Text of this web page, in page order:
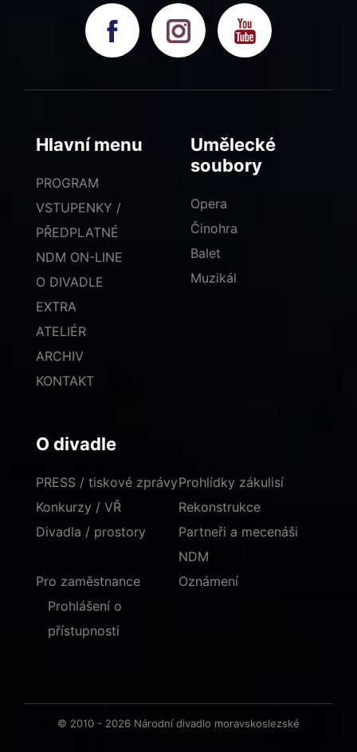
Hlavní menu
PROGRAM
VSTUPENKY /
PŘEDPLATNÉ
NDM ON-LINE
O DIVADLE
EXTRA
ATELIÉR
ARCHIV
KONTAKT
Umělecké
soubory
Opera
Činohra
Balet
Muzikál
O divadle
PRESS / tiskové zprávy
Konkurzy / VŘ
Divadla / prostory
Prohlídky zákulisí
Rekonstrukce
Partneři a mecenáši
NDM
Pro zaměstnance
Oznámení
Prohlášení o
přístupnosti
© 2010 - 2026 Národní divadlo moravskoslezské